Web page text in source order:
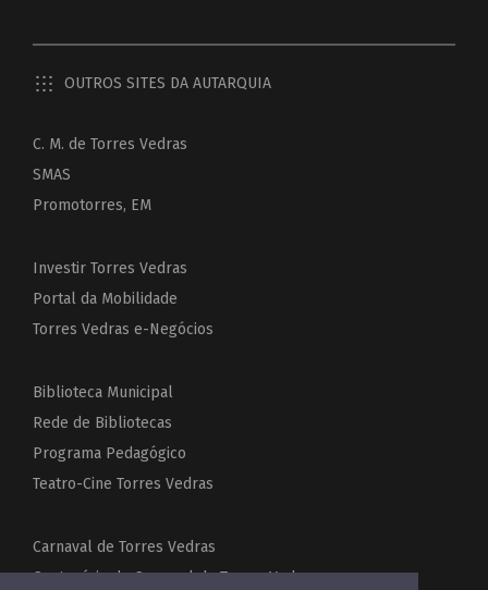
OUTROS SITES DA AUTARQUIA
C. M. de Torres Vedras
SMAS
Promotorres, EM
Investir Torres Vedras
Portal da Mobilidade
Torres Vedras e-Negócios
Biblioteca Municipal
Rede de Bibliotecas
Programa Pedagógico
Teatro-Cine Torres Vedras
Carnaval de Torres Vedras
Centenário do Carnaval de Torres Vedras